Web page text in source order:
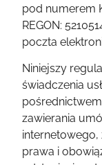
pod numerem
REGON:
poczta
Niniejszy
świadczenia
zawierania
prawa i